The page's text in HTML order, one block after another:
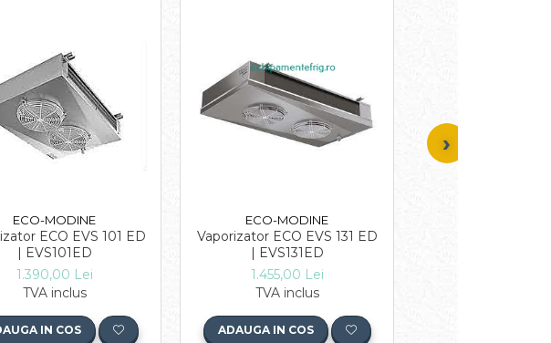
ECO-MODINE
ECO EVS 101 ED
| EVS101ED
1.390,00 Lei
TVA inclus
IN COS
ECO-MODINE
Vaporizator ECO EVS 131 ED
| EVS131ED
1.455,00 Lei
TVA inclus
ADAUGA IN COS